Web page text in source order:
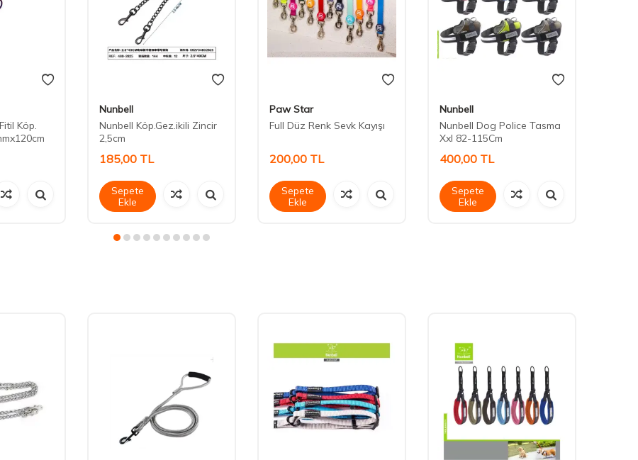
Köp.
Nunbell
Nunbell Köp.Gez.ikili Zincir
2,5cm
185,00 TL
Sepete
Ekle
Paw Star
Full Düz Renk Sevk Kayışı
200,00 TL
Sepete
Ekle
Nunbell
Nunbell Dog Police Tasma
Xxl 82-115Cm
400,00 TL
Sepete
Ekle